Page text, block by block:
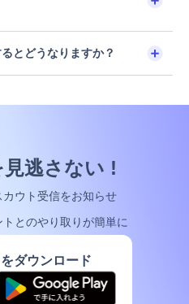
とどうなりますか？
逃さない !
ウト受信をお知らせ
とのやり取りが簡単に
ダウンロード